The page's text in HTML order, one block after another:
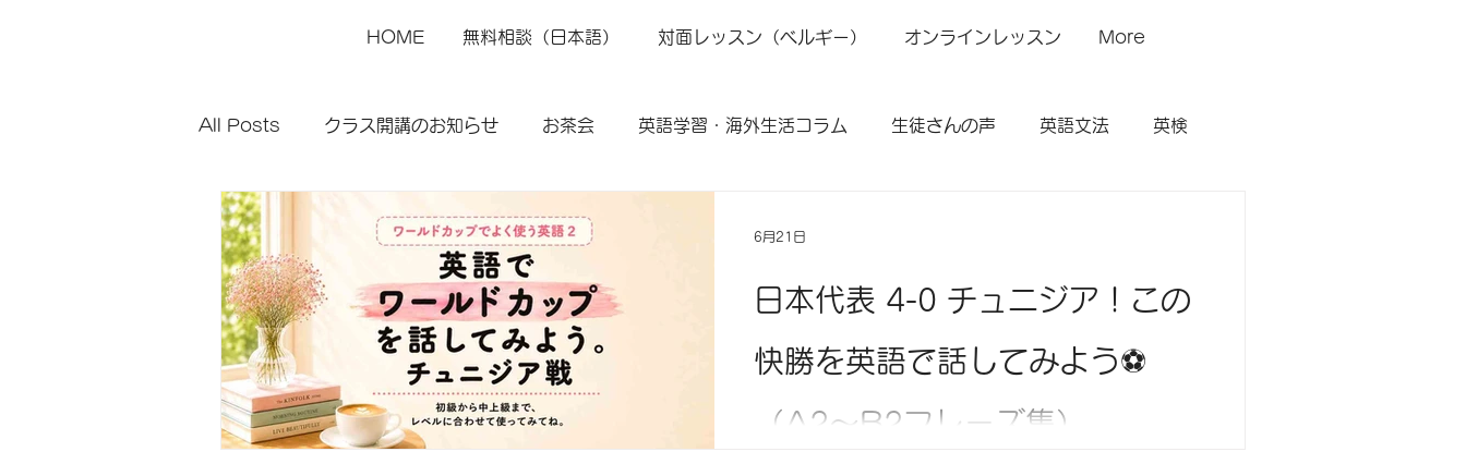
HOME 無料相談（日本語） 対面レッスン（ベルギー） オンラインレッスン More
All Posts クラス開講のお知らせ お茶会 英語学習・海外生活コラム 生徒さんの声 英語文法 英検
日本代表 4-0 チュニジア！この
快勝を英語で話してみよう⚽️
（A2〜B2フレーズ集）
6月21日